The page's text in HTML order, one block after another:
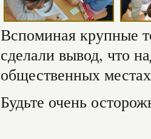
Вспоминая крупные
сделали вывод, что
общественных
Будьте очень